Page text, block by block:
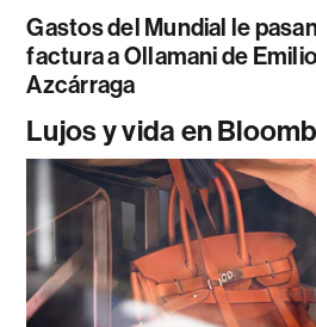
Gastos del Mundial le
factura a Ollamani de Emilio
Azcárraga
Lujos y vida en